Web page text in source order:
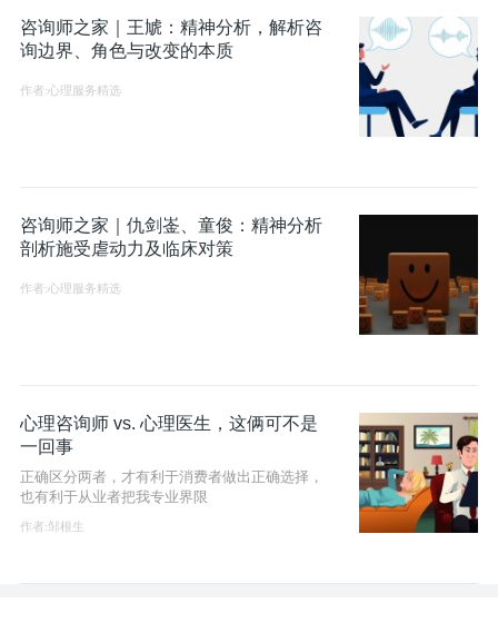
咨询师之家｜王虓：精神分析，解析咨
询边界、角色与改变的本质
作者:心理服务精选
咨询师之家｜仇剑崟、童俊：精神分析
剖析施受虐动力及临床对策
作者:心理服务精选
心理咨询师 vs. 心理医生，这俩可不是
一回事
正确区分两者，才有利于消费者做出正确选择，
也有利于从业者把我专业界限
作者:邹根生